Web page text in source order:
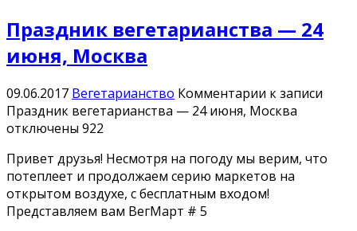
Праздник вегетарианства — 24
июня, Москва
09.06.2017 Вегетарианство Комментарии к записи
Праздник вегетарианства — 24 июня, Москва
отключены 922
Привет друзья! Несмотря на погоду мы верим, что
потеплеет и продолжаем серию маркетов на
открытом воздухе, с бесплатным входом!
Представляем вам ВегМарт # 5